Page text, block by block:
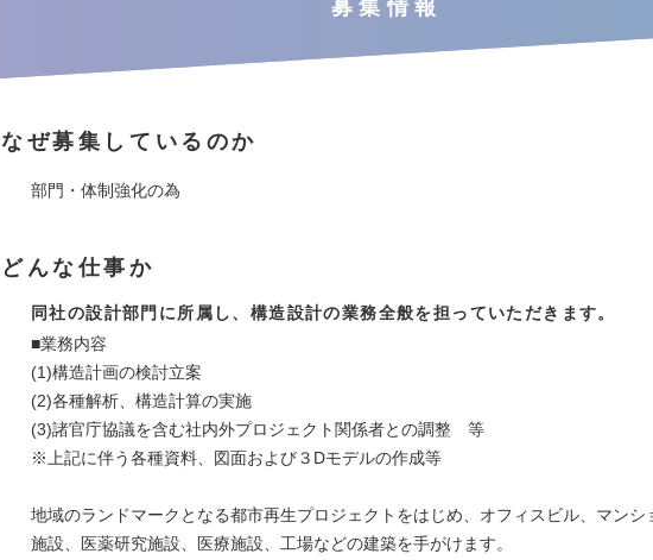
募集情報
なぜ募集しているのか
部門・体制強化の為
どんな仕事か
同社の設計部門に所属し、構造設計の業務全般を担っていただきます。
■業務内容
(1)構造計画の検討立案
(2)各種解析、構造計算の実施
(3)諸官庁協議を含む社内外プロジェクト関係者との調整 等
※上記に伴う各種資料、図面および３Dモデルの作成等
地域のランドマークとなる都市再生プロジェクトをはじめ、オフィスビル、マンシ
施設、医薬研究施設、医療施設、工場などの建築を手がけます。